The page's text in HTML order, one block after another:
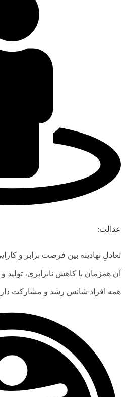
عدالت:
تعادلِ نهادینه بین فرصت برابر و
آن همزمان با کاهش نابرابری، تولید
همه افراد شانس رشد و مشارکت